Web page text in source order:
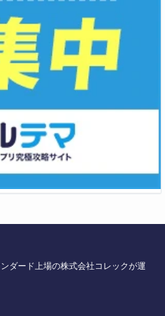
ダード上場の株式会社コレックが運